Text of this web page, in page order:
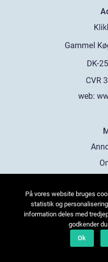
web:
På vores website bruges
statistik og
information deles med
godkender
Ok